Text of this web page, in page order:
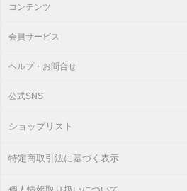
コンテンツ
会員サービス
ヘルプ・お問合せ
公式SNS
ショップリスト
特定商取引法に基づく表示